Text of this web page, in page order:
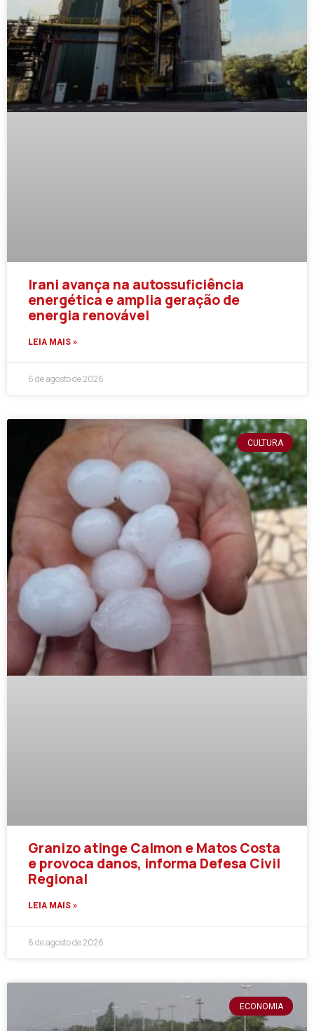
Irani avança na autossuficiência
energética e amplia geração de
energia renovável
LEIA MAIS »
6 de agosto de 2026
CULTURA
Granizo atinge Calmon e Matos Costa
e provoca danos, informa Defesa Civil
Regional
LEIA MAIS »
6 de agosto de 2026
ECONOMIA